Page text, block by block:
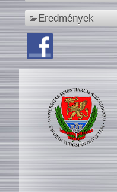
Eredmények